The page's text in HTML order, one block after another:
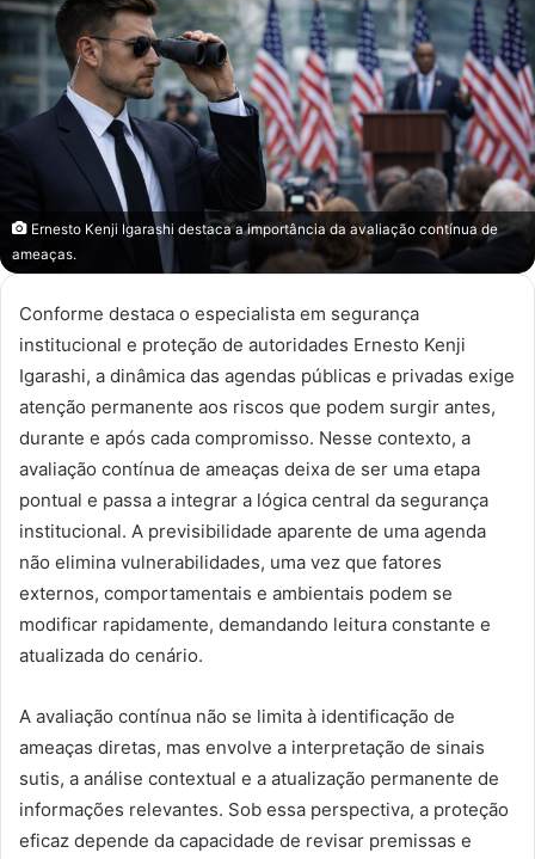
Ernesto Kenji Igarashi destaca a importância da avaliação contínua de
ameaças.
Conforme destaca o especialista em segurança
institucional e proteção de autoridades Ernesto Kenji
Igarashi, a dinâmica das agendas públicas e privadas exige
atenção permanente aos riscos que podem surgir antes,
durante e após cada compromisso. Nesse contexto, a
avaliação contínua de ameaças deixa de ser uma etapa
pontual e passa a integrar a lógica central da segurança
institucional. A previsibilidade aparente de uma agenda
não elimina vulnerabilidades, uma vez que fatores
externos, comportamentais e ambientais podem se
modificar rapidamente, demandando leitura constante e
atualizada do cenário.
A avaliação contínua não se limita à identificação de
ameaças diretas, mas envolve a interpretação de sinais
sutis, a análise contextual e a atualização permanente de
informações relevantes. Sob essa perspectiva, a proteção
eficaz depende da capacidade de revisar premissas e